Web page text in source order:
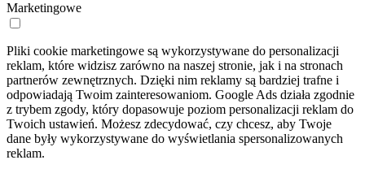
Marketingowe
Pliki cookie marketingowe są wykorzystywane do personalizacji
reklam, które widzisz zarówno na naszej stronie, jak i na stronach
partnerów zewnętrznych. Dzięki nim reklamy są bardziej trafne i
odpowiadają Twoim zainteresowaniom. Google Ads działa zgodnie
z trybem zgody, który dopasowuje poziom personalizacji reklam do
Twoich ustawień. Możesz zdecydować, czy chcesz, aby Twoje
dane były wykorzystywane do wyświetlania spersonalizowanych
reklam.